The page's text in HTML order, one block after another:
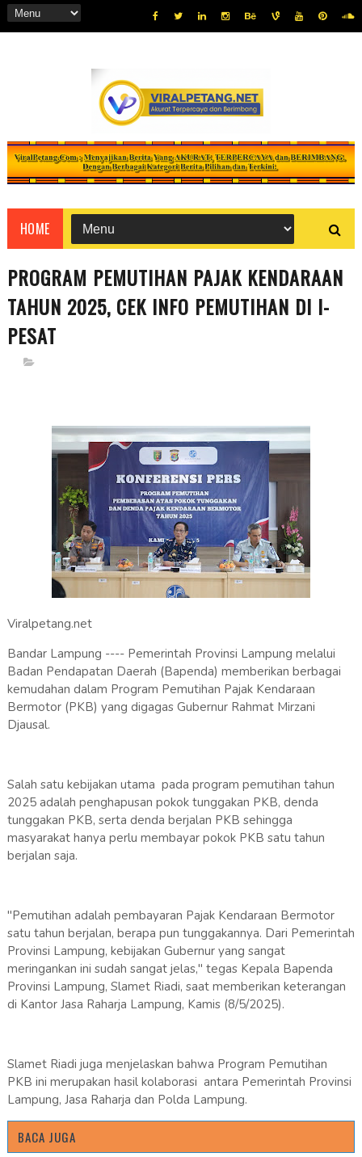
HOME
PROGRAM PEMUTIHAN PAJAK KENDARAAN
TAHUN 2025, CEK INFO PEMUTIHAN DI I-
PESAT
Viralpetang.net
Bandar Lampung ---- Pemerintah Provinsi Lampung melalui
Badan Pendapatan Daerah (Bapenda) memberikan berbagai
kemudahan dalam Program Pemutihan Pajak Kendaraan
Bermotor (PKB) yang digagas Gubernur Rahmat Mirzani
Djausal.
Salah satu kebijakan utama pada program pemutihan tahun
2025 adalah penghapusan pokok tunggakan PKB, denda
tunggakan PKB, serta denda berjalan PKB sehingga
masyarakat hanya perlu membayar pokok PKB satu tahun
berjalan saja.
"Pemutihan adalah pembayaran Pajak Kendaraan Bermotor
satu tahun berjalan, berapa pun tunggakannya. Dari Pemerintah
Provinsi Lampung, kebijakan Gubernur yang sangat
meringankan ini sudah sangat jelas," tegas Kepala Bapenda
Provinsi Lampung, Slamet Riadi, saat memberikan keterangan
di Kantor Jasa Raharja Lampung, Kamis (8/5/2025).
Slamet Riadi juga menjelaskan bahwa Program Pemutihan
PKB ini merupakan hasil kolaborasi antara Pemerintah Provinsi
Lampung, Jasa Raharja dan Polda Lampung.
BACA JUGA